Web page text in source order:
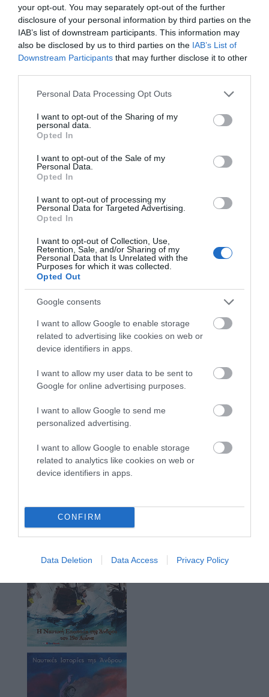
your opt-out. You may separately opt-out of the further
disclosure of your personal information by third parties on the
IAB’s list of downstream participants. This information may
also be disclosed by us to third parties on the IAB’s List of
Downstream Participants that may further disclose it to other
Please note that this website/app uses one or more Google
not limited to your visit or usage behaviour. You may click to
grant or deny consent to Google and its third-party tags to
use your data for below specified purposes in below Google
consent section.
Personal Data Processing Opt Outs
I want to opt-out of the Sharing of my
personal data.
Opted In
I want to opt-out of the Sale of my
Personal Data.
Opted In
I want to opt-out of processing my
Personal Data for Targeted Advertising.
Opted In
I want to opt-out of Collection, Use,
Retention, Sale, and/or Sharing of my
Personal Data that Is Unrelated with the
Purposes for which it was collected.
Opted Out
Google consents
I want to allow Google to enable storage
related to advertising like cookies on web or
device identifiers in apps.
I want to allow my user data to be sent to
Google for online advertising purposes.
I want to allow Google to send me
personalized advertising.
I want to allow Google to enable storage
related to analytics like cookies on web or
device identifiers in apps.
CONFIRM
Data Deletion Data Access Privacy Policy
Αποθήκευσε το όνομά μου, email, και τον ιστότοπο μου σε